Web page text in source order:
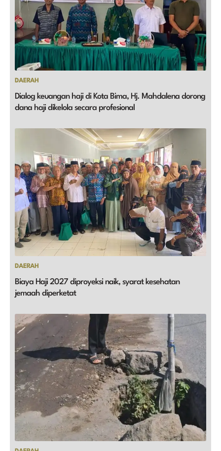
DAERAH
Dialog keuangan haji di Kota Bima, Hj. Mahdalena dorong
dana haji dikelola secara profesional
DAERAH
Biaya Haji 2027 diproyeksi naik, syarat kesehatan
jemaah diperketat